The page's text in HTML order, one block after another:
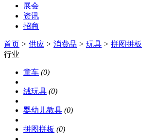
展会
资讯
招商
首页 > 供应 > 消费品 > 玩具 > 拼图拼板
行业
童车 (0)
绒玩具 (0)
婴幼儿教具 (0)
拼图拼板 (0)